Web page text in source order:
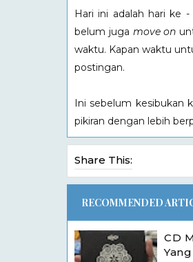
Hari ini adalah hari ke
belum juga move on
waktu. Kapan waktu
postingan.
Ini sebelum kesibukan
pikiran dengan lebih
Share This:
RECOMMENDED
CD